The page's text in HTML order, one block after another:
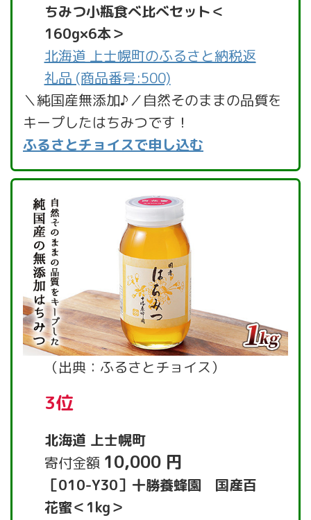
ちみつ小瓶食べ比べセット＜
160g×6本＞
北海道 上士幌町のふるさと納税返
礼品 (商品番号:500)
＼純国産無添加♪／自然そのままの品質を
キープしたはちみつです！
ふるさとチョイスで申し込む
（出典：ふるさとチョイス）
3位
北海道 上士幌町
寄付金額 10,000 円
［010-Y30］十勝養蜂園 国産百
花蜜＜1kg＞